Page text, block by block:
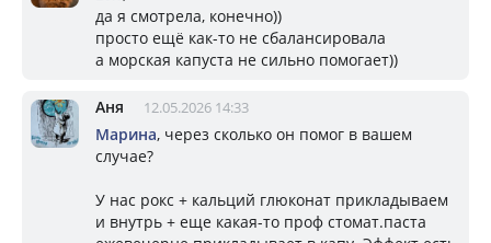
да я смотрела, конечно))
просто ещё как-то не сбалансировала
а морская капуста не сильно помогает))
Аня 12.05.2026 14:33
Марина, через сколько он помог в вашем
случае?
У нас рокс + кальций глюконат прикладываем
и внутрь + еще какая-то проф стомат.паста